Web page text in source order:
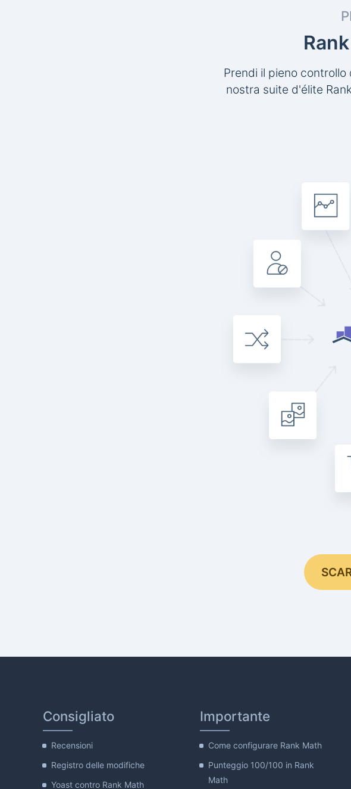
Prendi il pieno
nostra suite d'élite
Consigliato
Recensioni
Registro delle modifiche
Yoast contro Rank Math
Importante
Come configurare Rank Math
Punteggio 100/100 in Rank
Math